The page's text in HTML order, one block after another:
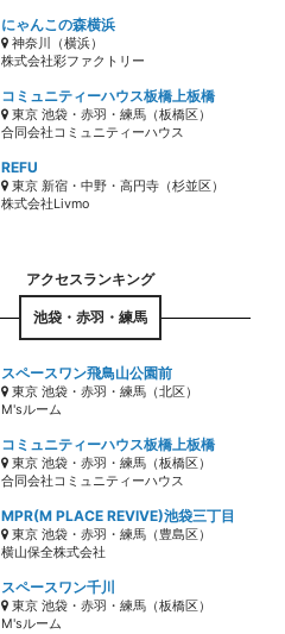
にゃんこの森横浜
神奈川（横浜）
株式会社彩ファクトリー
コミュニティーハウス板橋上板橋
東京 池袋・赤羽・練馬（板橋区）
合同会社コミュニティーハウス
REFU
東京 新宿・中野・高円寺（杉並区）
株式会社Livmo
池袋・赤羽・練馬
スペースワン飛鳥山公園前
東京 池袋・赤羽・練馬（北区）
M'sルーム
コミュニティーハウス板橋上板橋
東京 池袋・赤羽・練馬（板橋区）
合同会社コミュニティーハウス
MPR(M PLACE REVIVE)池袋三丁目
東京 池袋・赤羽・練馬（豊島区）
横山保全株式会社
スペースワン千川
東京 池袋・赤羽・練馬（板橋区）
M'sルーム